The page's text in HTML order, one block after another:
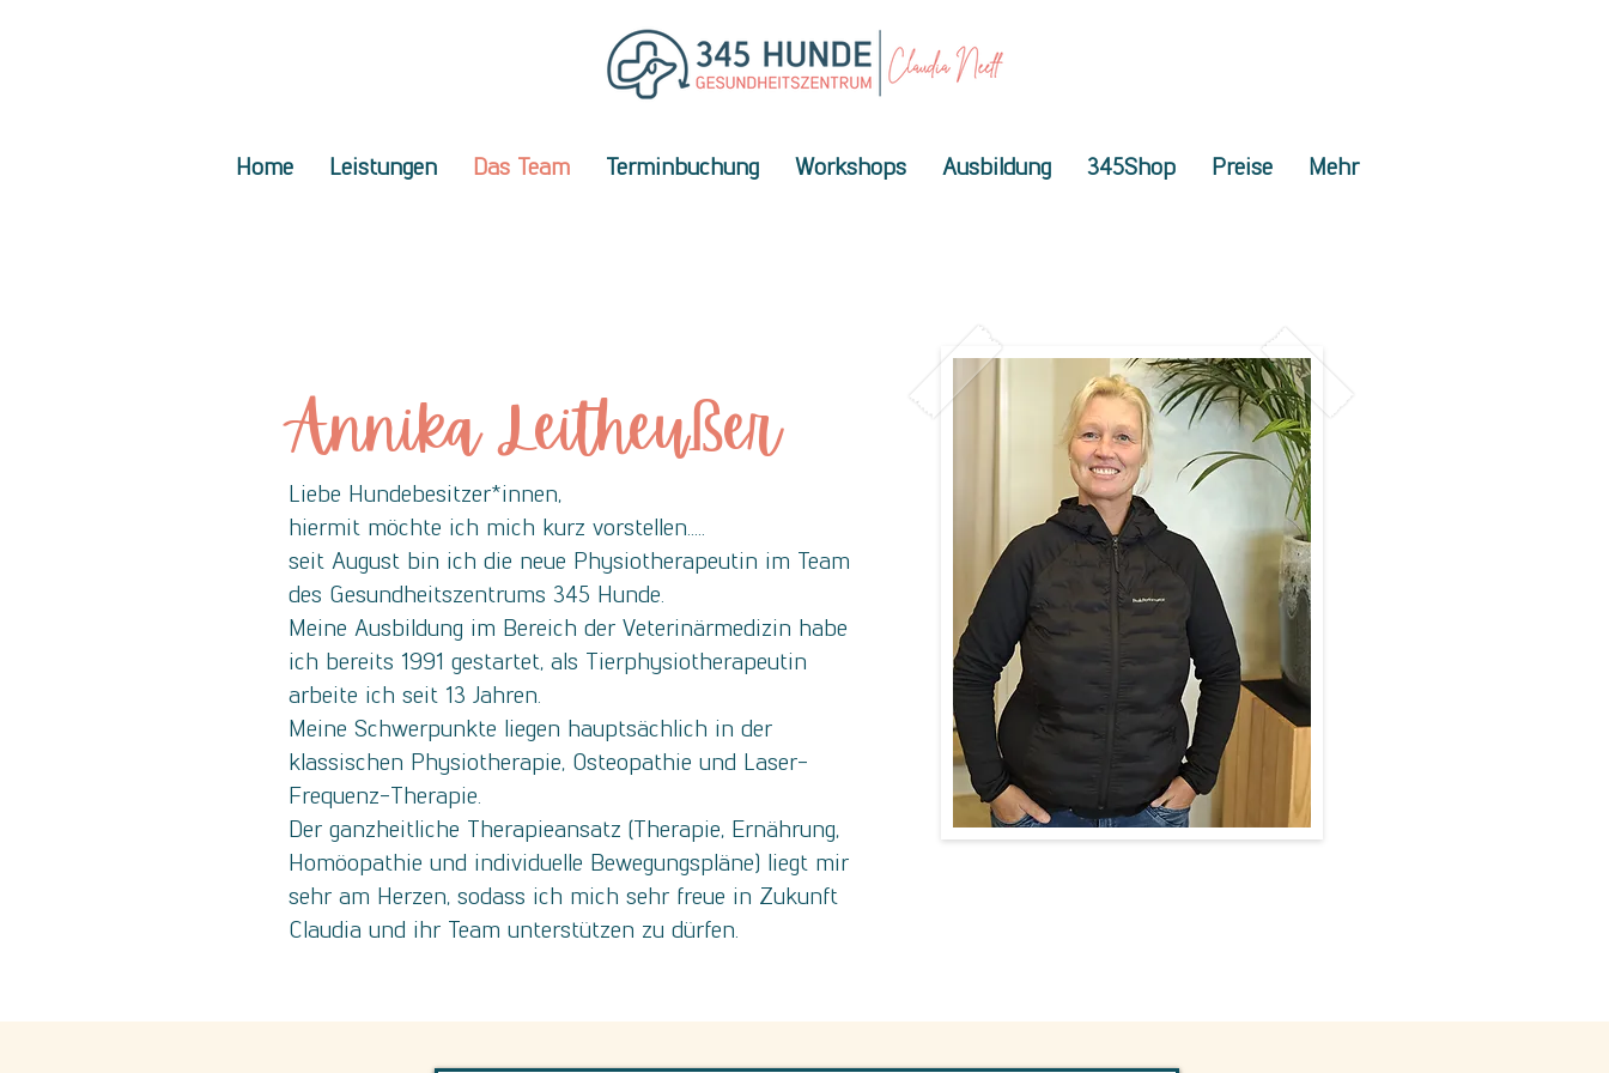
Home Leistungen Das Team Terminbuchung Workshops Ausbildung 345Shop Preise Mehr
Annika Leitheußer
Liebe Hundebesitzer*innen,
hiermit möchte ich mich kurz vorstellen.....
seit August bin ich die neue Physiotherapeutin im Team
des Gesundheitszentrums 345 Hunde.
Meine Ausbildung im Bereich der Veterinärmedizin habe
ich bereits 1991 gestartet, als Tierphysiotherapeutin
arbeite ich seit 13 Jahren.
Meine Schwerpunkte liegen hauptsächlich in der
klassischen Physiotherapie, Osteopathie und Laser-
Frequenz-Therapie.
Der ganzheitliche Therapieansatz (Therapie, Ernährung,
Homöopathie und individuelle Bewegungspläne) liegt mir
sehr am Herzen, sodass ich mich sehr freue in Zukunft
Claudia und ihr Team unterstützen zu dürfen.